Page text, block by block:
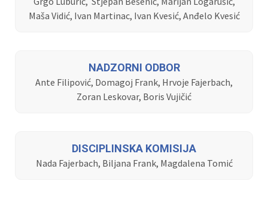
Maša Vidić, Ivan Martinac, Ivan Kvesić, Anđelo Kvesić
NADZORNI ODBOR
Ante Filipović, Domagoj Frank, Hrvoje Fajerbach,
Zoran Leskovar, Boris Vujičić
DISCIPLINSKA KOMISIJA
Nada Fajerbach, Biljana Frank, Magdalena Tomić